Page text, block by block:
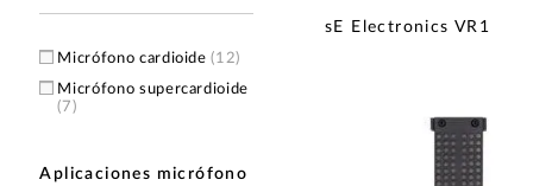
Micrófono cardioide(12)
Micrófono supercardioide
(7)
Aplicaciones micrófono
sE Electronics VR1